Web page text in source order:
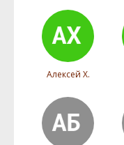
Алексей Х.